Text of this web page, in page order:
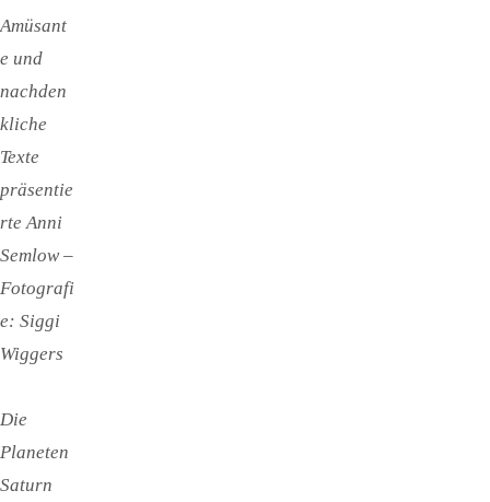
Amüsant
e und
nachden
kliche
Texte
präsentie
rte Anni
Semlow –
Fotografi
e: Siggi
Wiggers
Die
Planeten
Saturn